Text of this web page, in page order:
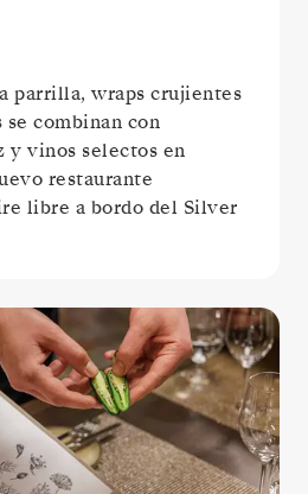
parrilla, wraps crujientes
combinan con
y vinos selectos en
restaurante
libre a bordo del Silver